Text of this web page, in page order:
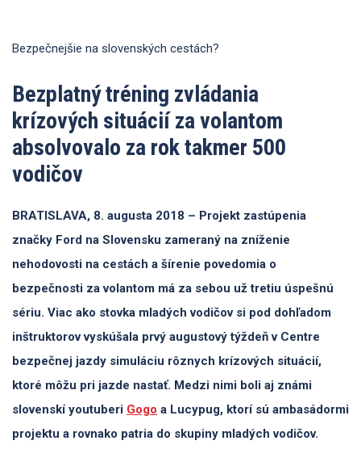
Bezpečnejšie na slovenských cestách?
Bezplatný tréning zvládania
krízových situácií za volantom
absolvovalo za rok takmer 500
vodičov
BRATISLAVA, 8. augusta 2018 – Projekt zastúpenia
značky Ford na Slovensku zameraný na zníženie
nehodovosti na cestách a šírenie povedomia o
bezpečnosti za volantom má za sebou už tretiu úspešnú
sériu. Viac ako stovka mladých vodičov si pod dohľadom
inštruktorov vyskúšala prvý augustový týždeň v Centre
bezpečnej jazdy simuláciu rôznych krízových situácií,
ktoré môžu pri jazde nastať. Medzi nimi boli aj známi
slovenskí youtuberi Gogo a Lucypug, ktorí sú ambasádormi
projektu a rovnako patria do skupiny mladých vodičov.